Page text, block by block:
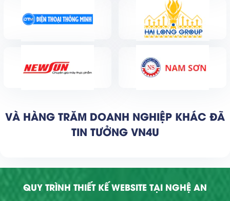
VÀ HÀNG TRĂM DOANH NGHIỆP KHÁC ĐÃ
TIN TƯỞNG VN4U
QUY TRÌNH THIẾT KẾ WEBSITE TẠI NGHỆ AN